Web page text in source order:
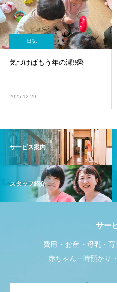
赤ちゃん一時預かり
度』始まっています😊
日記
気づけばもう年の瀬‼️😱
2025.12.29
サービス案内
スタッフ紹介
サー
費用 お産 母乳・育
赤ちゃん一時預かり